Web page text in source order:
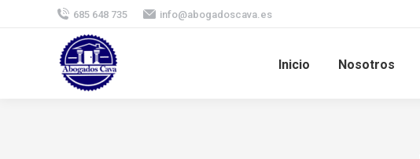
685 648 735 info@abogadoscava.es
Inicio Nosotros